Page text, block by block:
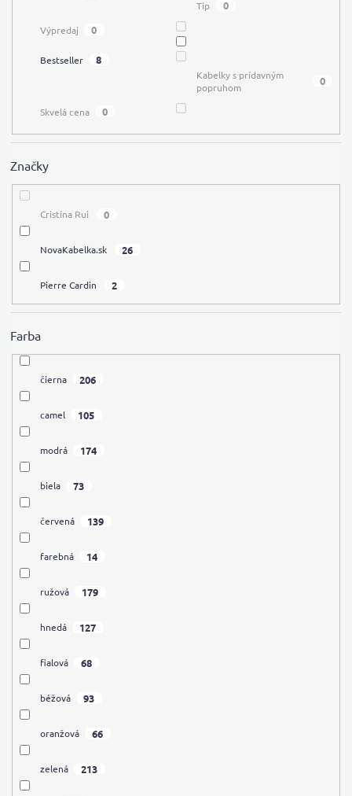
Tip 0
Výpredaj 0
Bestseller 8
Kabelky s prídavným
popruhom
0
Skvelá cena 0
Značky
Cristina Rui 0
NovaKabelka.sk 26
Pierre Cardin 2
Farba
čierna 206
camel 105
modrá 174
biela 73
červená 139
farebná 14
ružová 179
hnedá 127
fialová 68
béžová 93
oranžová 66
zelená 213